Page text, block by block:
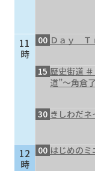
11
時
12
時
00 Ｄａｙ Ｔ
15 歴史街道
道”～角倉
30 きしわだ
00 はじめの